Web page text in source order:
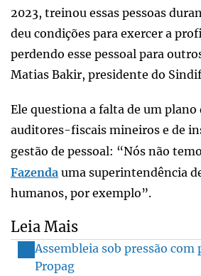
2023, treinou essas pessoas
deu condições para exercer a
perdendo esse pessoal para
Matias Bakir, presidente do
Ele questiona a falta de um plano
auditores-fiscais mineiros e de
gestão de pessoal: “Nós não
Fazenda uma superintendência
humanos, por exemplo”.
Leia Mais
Assembleia sob pressão com
Propag